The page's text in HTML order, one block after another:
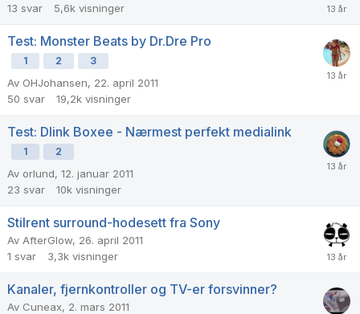
13 svar 5,6k visninger
Test: Monster Beats by Dr.Dre Pro
1 2 3
Av OHJohansen, 22. april 2011
50 svar 19,2k visninger
Test: Dlink Boxee - Nærmest perfekt medialink
1 2
Av orlund, 12. januar 2011
23 svar 10k visninger
Stilrent surround-hodesett fra Sony
Av AfterGlow, 26. april 2011
1 svar 3,3k visninger
Kanaler, fjernkontroller og TV-er forsvinner?
Av Cuneax, 2. mars 2011